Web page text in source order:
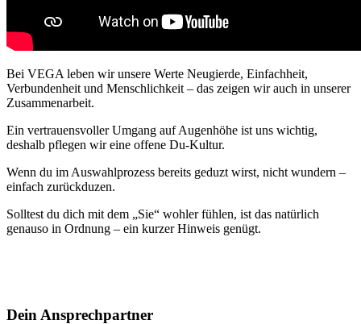
Bei VEGA leben wir unsere Werte Neugierde, Einfachheit,
Verbundenheit und Menschlichkeit – das zeigen wir auch in unserer
Zusammenarbeit.
Ein vertrauensvoller Umgang auf Augenhöhe ist uns wichtig,
deshalb pflegen wir eine offene Du-Kultur.
Wenn du im Auswahlprozess bereits geduzt wirst, nicht wundern –
einfach zurückduzen.
Solltest du dich mit dem „Sie“ wohler fühlen, ist das natürlich
genauso in Ordnung – ein kurzer Hinweis genügt.
Dein Ansprechpartner